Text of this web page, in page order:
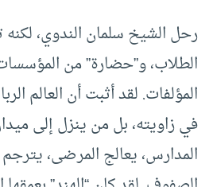
رحل الشيخ سلمان الندوي، لكنه
الطلاب، و”حضارة” من
المؤلفات. لقد أثبت أن العالم
في زاويته، بل من ينزل إلى
المدارس، يعالج المرضى،